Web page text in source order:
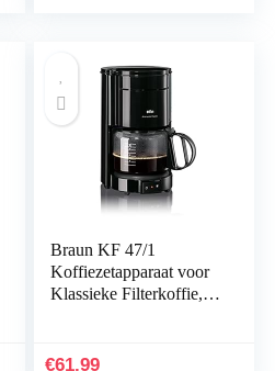
Braun KF 47/1
Koffiezetapparaat voor
Klassieke Filterkoffie,
Systeem, Druppelstop,
€61.99